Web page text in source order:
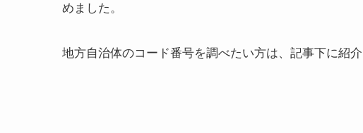
めました。
地方自治体のコード番号を調べたい方は、記事下に紹